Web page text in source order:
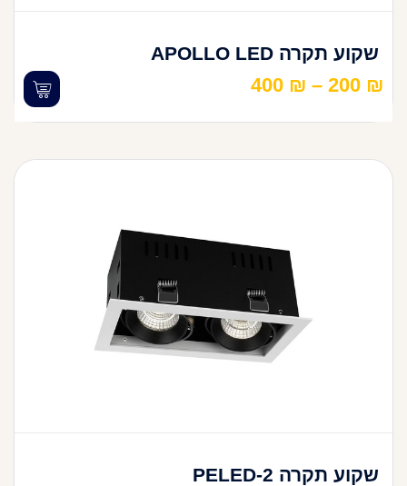
שקוע תקרה APOLLO LED
200 ₪
–
400 ₪
שקוע תקרה PELED-2